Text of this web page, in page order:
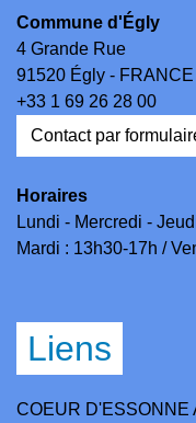
Commune d'Égly
4 Grande Rue
91520 Égly - FRANCE
+33 1 69 26 28 00
Contact par
Horaires
Lundi - Mercredi -
Mardi : 13h30-17h /
Liens
COEUR D'ESSONNE